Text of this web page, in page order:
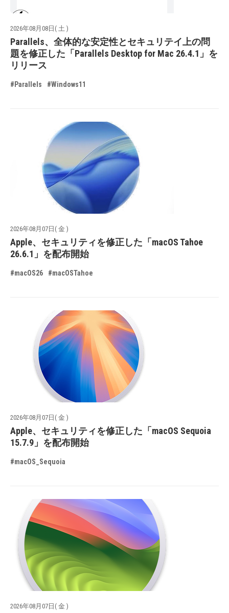
2026年08月08日( 土 )
Parallels、全体的な安定性とセキュリテイ上の問
題を修正した「Parallels Desktop for Mac 26.4.1」を
リリース
#Parallels #Windows11
2026年08月07日( 金 )
Apple、セキュリティを修正した「macOS Tahoe
26.6.1」を配布開始
#macOS26 #macOSTahoe
2026年08月07日( 金 )
Apple、セキュリティを修正した「macOS Sequoia
15.7.9」を配布開始
#macOS_Sequoia
2026年08月07日( 金 )